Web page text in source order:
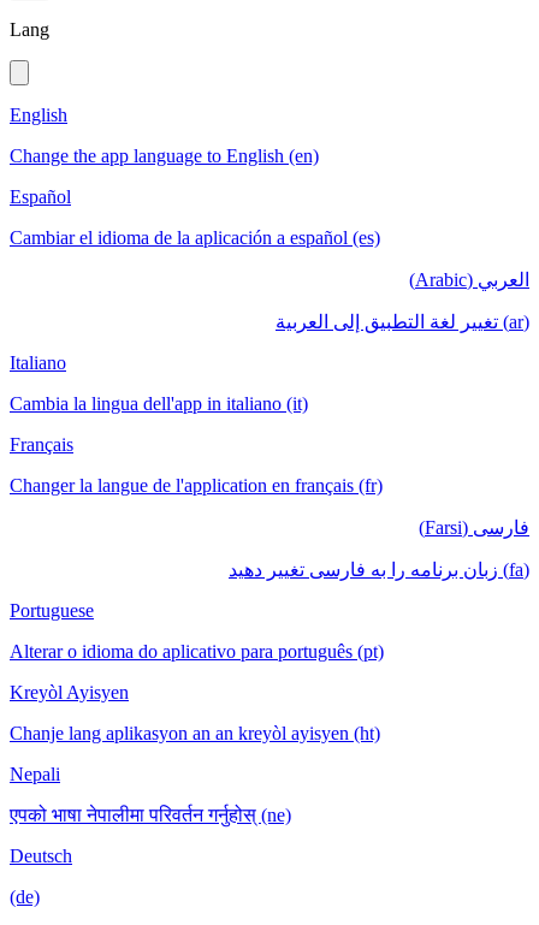
Lang
English
Change the app language to English (en)
Español
Cambiar el idioma de la aplicación a español (es)
العربي (Arabic)
(ar) تغيير لغة التطبيق إلى العربية
Italiano
Cambia la lingua dell'app in italiano (it)
Français
Changer la langue de l'application en français (fr)
فارسی (Farsi)
(fa) زبان برنامه را به فارسی تغییر دهید
Portuguese
Alterar o idioma do aplicativo para português (pt)
Kreyòl Ayisyen
Chanje lang aplikasyon an an kreyòl ayisyen (ht)
Nepali
एपको भाषा नेपालीमा परिवर्तन गर्नुहोस् (ne)
Deutsch
(de)